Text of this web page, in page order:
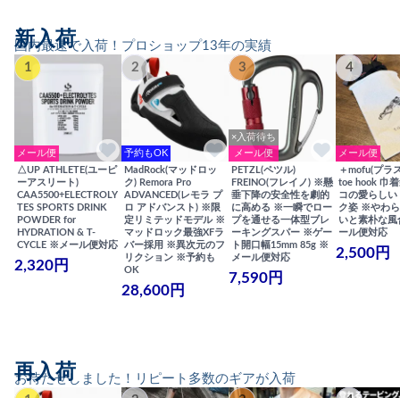
国内最速で入荷！プロショップ13年の実績
新入荷
1
メール便
△UP ATHLETE(ユーピ
ーアスリート)
CAA5500+ELECTROLY
TES SPORTS DRINK
POWDER for
HYDRATION & T-
CYCLE ※メール便対応
2,320円
2
予約もOK
MadRock(マッドロッ
ク) Remora Pro
ADVANCED(レモラ プ
ロ アドバンスト) ※限
定リミテッドモデル ※
マッドロック最強XFラ
バー採用 ※異次元のフ
リクション ※予約も
OK
28,600円
3
×入荷待ち
メール便
PETZL(ペツル)
FREINO(フレイノ) ※懸
垂下降の安全性を劇的
に高める ※一瞬でロー
プを通せる一体型ブレ
ーキングスパー ※ゲー
ト開口幅15mm 85g ※
メール便対応
7,590円
4
メール便
＋mofu(プラ
toe hook 巾
コの愛らしい
ク姿 ※やわ
いと素朴な
ール便対応
2,500円
お待たせしました！リピート多数のギアが入荷
再入荷